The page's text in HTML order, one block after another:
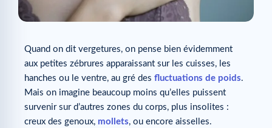
Quand on dit vergetures, on pense bien évidemment
aux petites zébrures apparaissant sur les cuisses, les
hanches ou le ventre, au gré des fluctuations de poids.
Mais on imagine beaucoup moins qu’elles puissent
survenir sur d’autres zones du corps, plus insolites :
creux des genoux, mollets, ou encore aisselles.